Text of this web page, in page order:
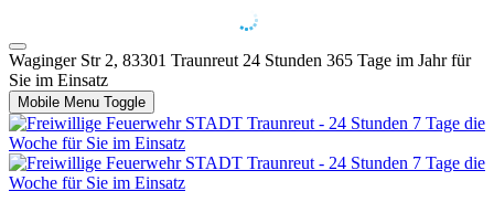
Waginger Str 2, 83301 Traunreut 24 Stunden 365 Tage im Jahr für
Sie im Einsatz
Mobile Menu Toggle